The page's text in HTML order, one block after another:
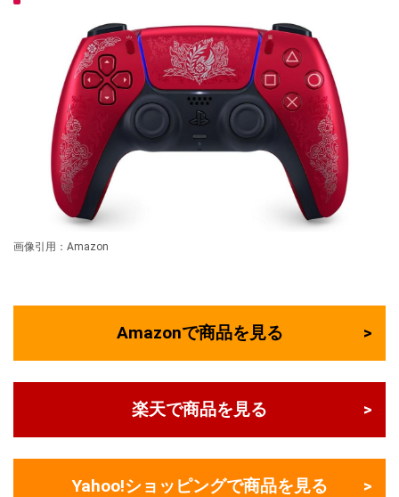
画像引用：Amazon
Amazonで商品を見る
楽天で商品を見る
Yahoo!ショッピングで商品を見る